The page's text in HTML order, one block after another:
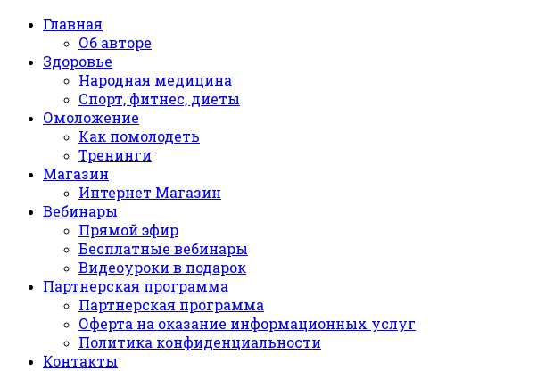
Главная
Об авторе
Здоровье
Народная медицина
Спорт, фитнес, диеты
Омоложение
Как помолодеть
Тренинги
Магазин
Интернет Магазин
Вебинары
Прямой эфир
Бесплатные вебинары
Видеоуроки в подарок
Партнерская программа
Партнерская программа
Оферта на оказание информационных услуг
Политика конфиденциальности
Контакты